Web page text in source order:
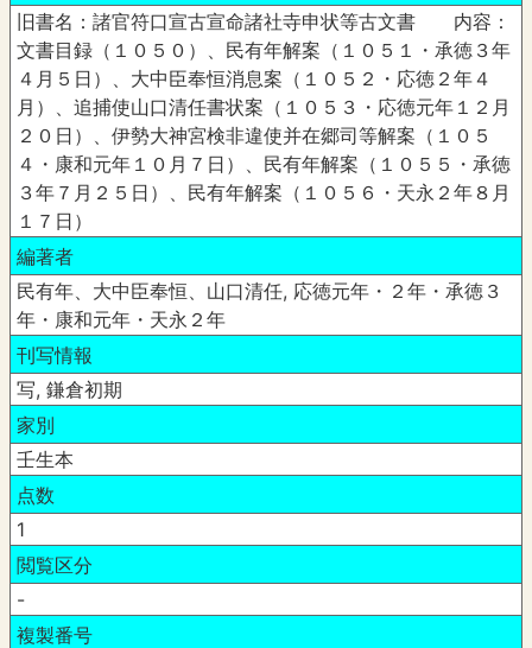
旧書名：諸官符口宣古宣命諸社寺申状等古文書 内容：
文書目録（１０５０）、民有年解案（１０５１・承徳３年
４月５日）、大中臣奉恒消息案（１０５２・応徳２年４
月）、追捕使山口清任書状案（１０５３・応徳元年１２月
２０日）、伊勢大神宮検非違使并在郷司等解案（１０５
４・康和元年１０月７日）、民有年解案（１０５５・承徳
３年７月２５日）、民有年解案（１０５６・天永２年８月
１７日）
編著者
民有年、大中臣奉恒、山口清任, 応徳元年・２年・承徳３
年・康和元年・天永２年
刊写情報
写, 鎌倉初期
家別
壬生本
点数
1
閲覧区分
-
複製番号